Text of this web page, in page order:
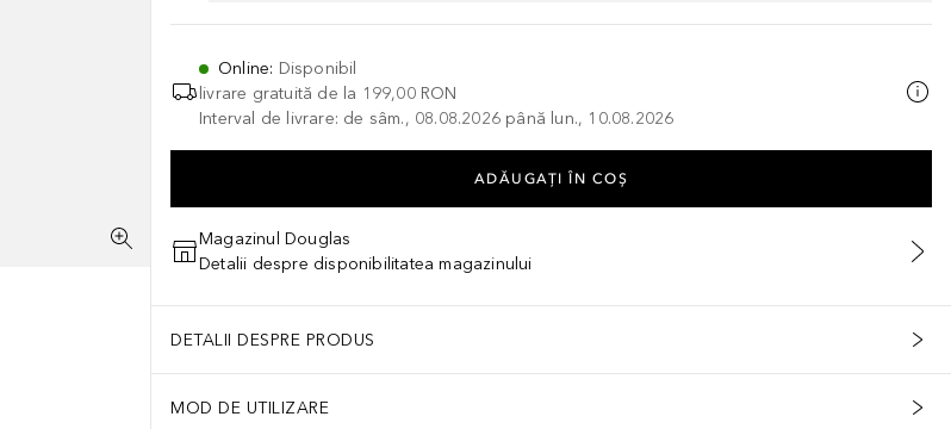
Online: Disponibil
livrare gratuită de la 199,00 RON
Interval de livrare: de sâm., 08.08.2026 până lun., 10.08.2026
ADĂUGAȚI ÎN COŞ
Magazinul Douglas
Detalii despre disponibilitatea magazinului
DETALII DESPRE PRODUS
MOD DE UTILIZARE